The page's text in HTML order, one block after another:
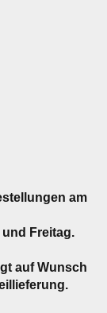
am
Freitag.
auf Wunsch